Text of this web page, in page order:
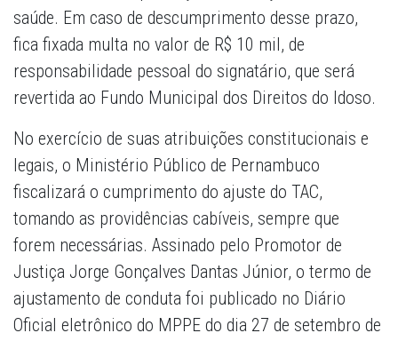
saúde. Em caso de descumprimento desse prazo,
fica fixada multa no valor de R$ 10 mil, de
responsabilidade pessoal do signatário, que será
revertida ao Fundo Municipal dos Direitos do Idoso.
No exercício de suas atribuições constitucionais e
legais, o Ministério Público de Pernambuco
fiscalizará o cumprimento do ajuste do TAC,
tomando as providências cabíveis, sempre que
forem necessárias. Assinado pelo Promotor de
Justiça Jorge Gonçalves Dantas Júnior, o termo de
ajustamento de conduta foi publicado no Diário
Oficial eletrônico do MPPE do dia 27 de setembro de